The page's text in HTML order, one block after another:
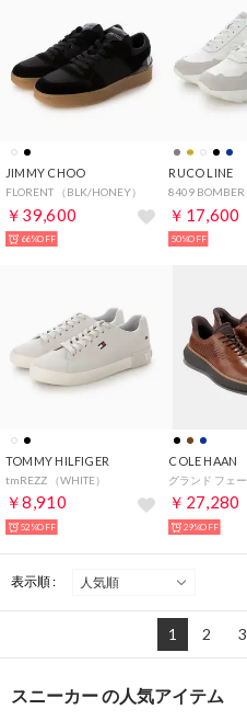
JIMMY CHOO
FLORENT （BLK/HONEY）
￥39,600
66%OFF
RUCO LINE
￥17,600
50%OFF
TOMMY HILFIGER
tmREZZ （WHITE）
￥8,910
52%OFF
COLE HAAN
￥27,280
29%OFF
表示順 :
1 2 3
スニーカー の人気アイテム